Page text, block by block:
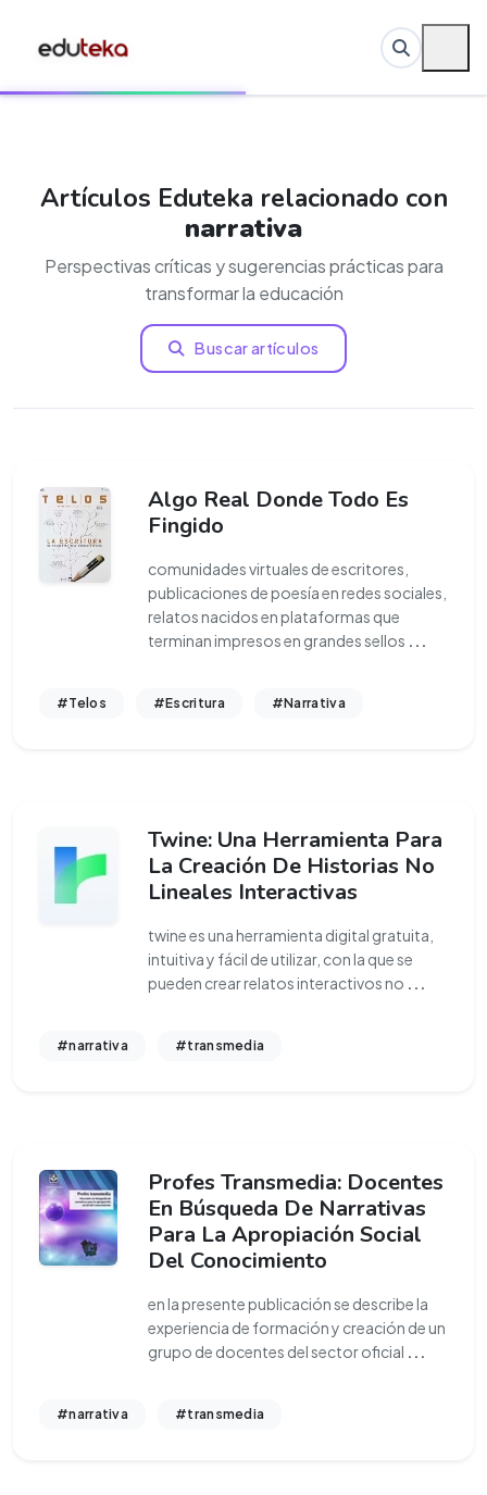
Artículos Eduteka relacionado con
narrativa
Perspectivas críticas y sugerencias prácticas para
transformar la educación
Buscar artículos
Algo Real Donde Todo Es
Fingido
comunidades virtuales de escritores,
publicaciones de poesía en redes sociales,
relatos nacidos en plataformas que
terminan impresos en grandes sellos ...
#Telos #Escritura #Narrativa
Twine: Una Herramienta Para
La Creación De Historias No
Lineales Interactivas
twine es una herramienta digital gratuita,
intuitiva y fácil de utilizar, con la que se
pueden crear relatos interactivos no ...
#narrativa #transmedia
Profes Transmedia: Docentes
En Búsqueda De Narrativas
Para La Apropiación Social
Del Conocimiento
en la presente publicación se describe la
experiencia de formación y creación de un
grupo de docentes del sector oficial ...
#narrativa #transmedia